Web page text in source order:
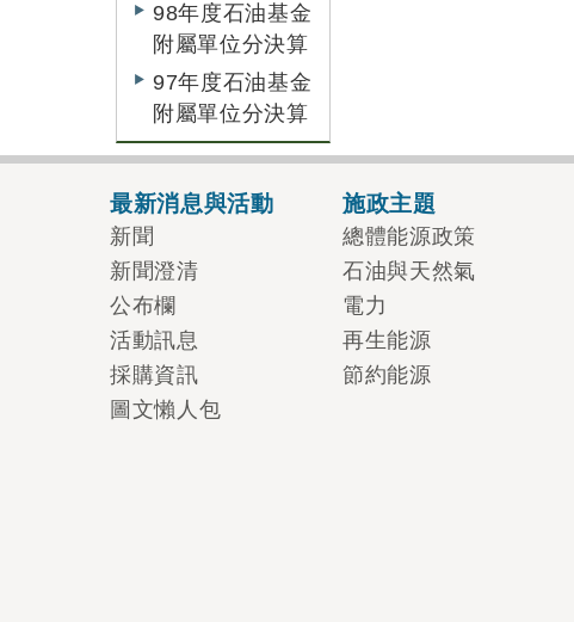
98年度石油基金
附屬單位分決算
97年度石油基金
附屬單位分決算
最新消息與活動
新聞
新聞澄清
公布欄
活動訊息
採購資訊
圖文懶人包
施政主題
總體能源政策
石油與天然氣
電力
再生能源
節約能源